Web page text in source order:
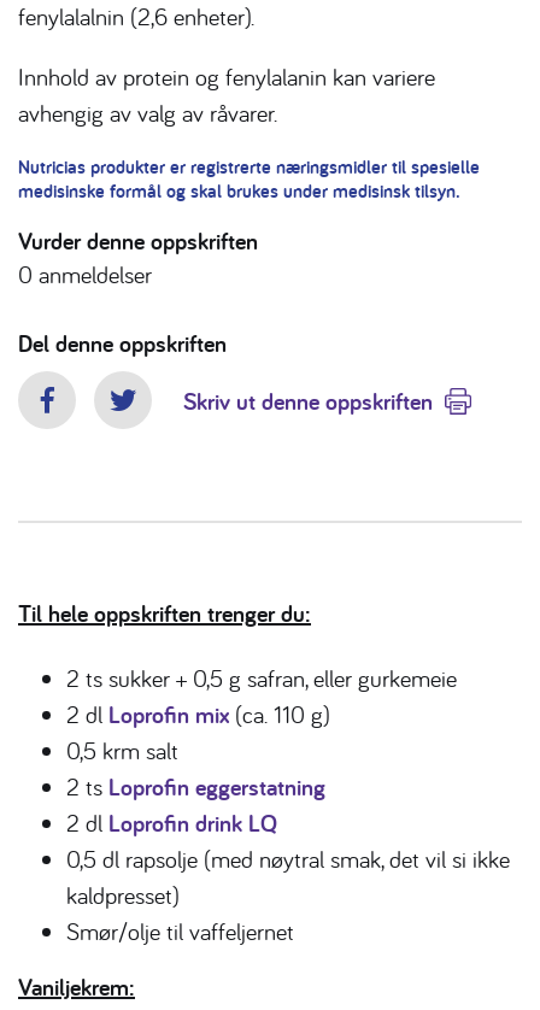
fenylalalnin (2,6 enheter).
Innhold av protein og fenylalanin kan variere
avhengig av valg av råvarer.
Nutricias produkter er registrerte næringsmidler til spesielle
medisinske formål og skal brukes under medisinsk tilsyn.
Vurder denne oppskriften
0 anmeldelser
Del denne oppskriften
FacebookTwitterSkriv ut denne oppskriften
Til hele oppskriften trenger du:
2 ts sukker + 0,5 g safran, eller gurkemeie
2 dl Loprofin mix (ca. 110 g)
0,5 krm salt
2 ts Loprofin eggerstatning
2 dl Loprofin drink LQ
0,5 dl rapsolje (med nøytral smak, det vil si ikke
kaldpresset)
Smør/olje til vaffeljernet
Vaniljekrem: